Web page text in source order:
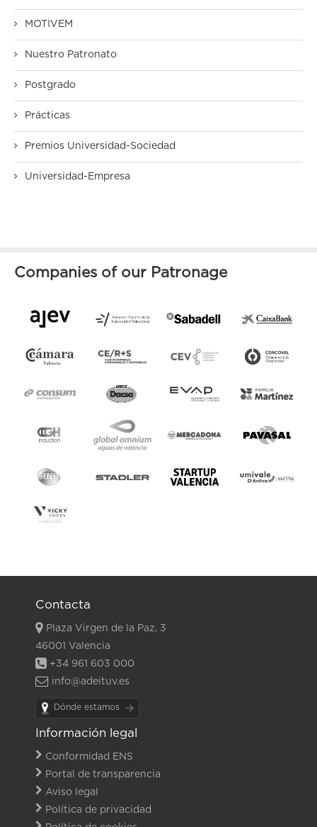
MOTIVEM
Nuestro Patronato
Postgrado
Prácticas
Premios Universidad-Sociedad
Universidad-Empresa
Companies of our Patronage
Contacta
Plaza Virgen de la Paz, 3
46001 Valencia
+34 961 603 000
info@adeituv.es
Dónde estamos
Información legal
Conformidad ENS
Portal de transparencia
Aviso legal
Política de privacidad